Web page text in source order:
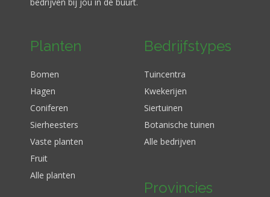
Planten
Bomen
Hagen
Coniferen
Sierheesters
Vaste planten
Fruit
Alle planten
Bedrijfstypes
Tuincentra
Kwekerijen
Siertuinen
Botanische tuinen
Alle bedrijven
Provincies